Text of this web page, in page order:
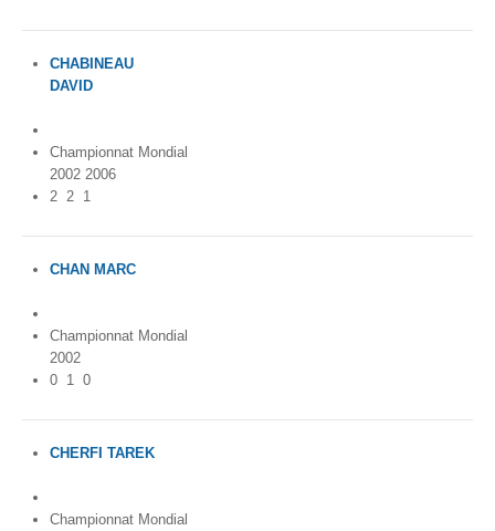
CHABINEAU
DAVID
Championnat Mondial
2002 2006
2 2 1
CHAN MARC
Championnat Mondial
2002
0 1 0
CHERFI TAREK
Championnat Mondial